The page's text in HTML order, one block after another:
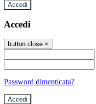
Accedi
Accedi
button close ×
Password dimenticata?